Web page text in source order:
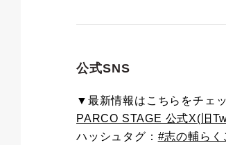
公式SNS
▼最新情報はこちらをチェッ
PARCO STAGE 公式X(旧
ハッシュタグ： #志の輔らく